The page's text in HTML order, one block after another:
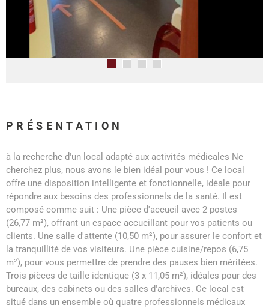
PRÉSENTATION
à la recherche d'un local adapté aux activités médicales Ne
cherchez plus, nous avons le bien idéal pour vous ! Ce local
offre une disposition intelligente et fonctionnelle, idéale pour
répondre aux besoins des professionnels de la santé. Il est
composé comme suit : Une pièce d'accueil avec 2 postes
(26,77 m²), offrant un espace accueillant pour vos patients ou
clients. Une salle d'attente (10,50 m²), pour assurer le confort et
la tranquillité de vos visiteurs. Une pièce cuisine/repos (6,75
m²), pour vous permettre de prendre des pauses bien méritées.
Trois pièces de taille identique (3 x 11,05 m²), idéales pour des
bureaux, des cabinets ou des salles d'archives. Ce local est
situé dans un ensemble où quatre professionnels médicaux